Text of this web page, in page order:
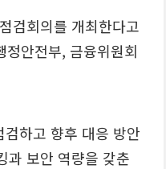
검회의를 개최한다고
안전부, 금융위원회
하고 향후 대응 방안
과 보안 역량을 갖춘